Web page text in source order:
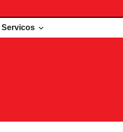
Servicos